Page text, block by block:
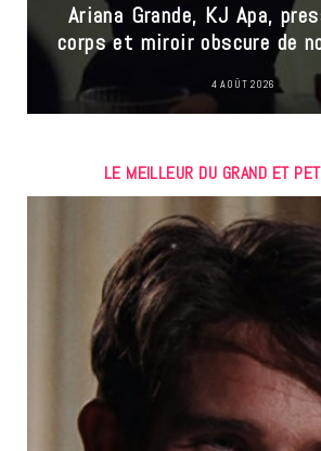
Ariana Grande, KJ Apa,
corps et miroir obscure de
4 AOÛT 2026
LE MEILLEUR DU GRAND ET